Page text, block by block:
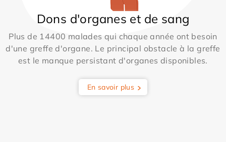
Dons d'organes et de sang
Plus de 14400 malades qui chaque année ont besoin
d'une greffe d'organe. Le principal obstacle à la greffe
est le manque persistant d'organes disponibles.
En savoir plus